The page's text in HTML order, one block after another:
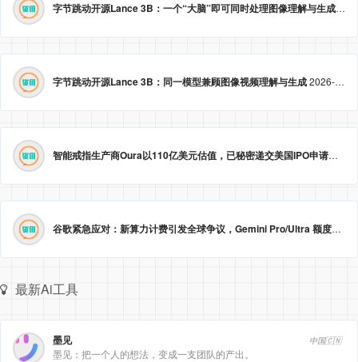
字节跳动开源Lance 3B：一个“大脑”即可同时处理图像理解与生成
字节跳动开源Lance 3B：同一模型兼顾图像视频理解与生成2026-05-23 09:09:20
智能戒指生产商Oura以110亿美元估值，已秘密递交美国IPO申请。
谷歌紧急应对：新算力计费引发全球争议，Gemini Pro/Ultra 额度永久提升至3倍！
最新Ai工具
墨见 中国🇨🇳
墨见：把一个人的想法，变成一支团队的产出。